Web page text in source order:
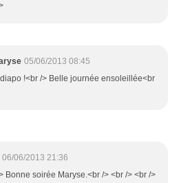
05/06/2013 08:45
!<br /> Belle journée ensoleillée<br
06/06/2013 21:36
Bonne soirée Maryse.<br /> <br /> <br />